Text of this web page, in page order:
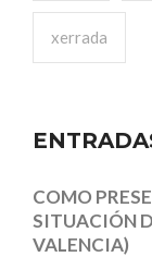
xerrada
COMO
SITUACIÓN
VALENCIA)